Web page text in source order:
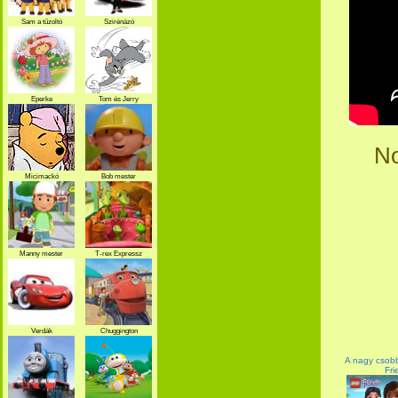
A nagy
Sam a tűzoltó
Szirénázó
szupercsapat
Eperke Tom és Jerry
Micimackó Bob mester
Manny mester T-rex Expressz
Verdák Chuggington